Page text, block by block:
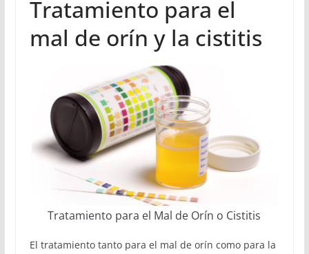
Tratamiento para el
mal de orín y la cistitis
Tratamiento para el Mal de Orín o Cistitis
El tratamiento tanto para el mal de orín como para la